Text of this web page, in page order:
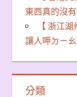
東西真的沒
【 浙江
讓人呷ㄉㄧ
分類